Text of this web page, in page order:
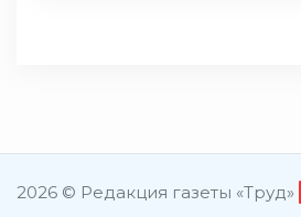
2026 © Редакция газеты «Труд»